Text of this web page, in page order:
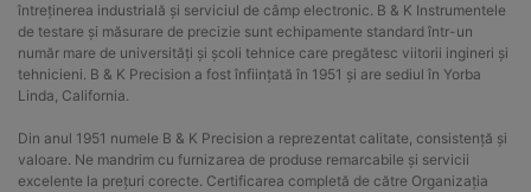
întreținerea industrială și serviciul de câmp electronic. B & K Instrumentele
de testare și măsurare de precizie sunt echipamente standard într-un
număr mare de universități și școli tehnice care pregătesc viitorii ingineri și
tehnicieni. B & K Precision a fost înființată în 1951 și are sediul în Yorba
Linda, California.
Din anul 1951 numele B & K Precision a reprezentat calitate, consistență și
valoare. Ne mandrim cu furnizarea de produse remarcabile și servicii
excelente la prețuri corecte. Certificarea completă de către Organizația